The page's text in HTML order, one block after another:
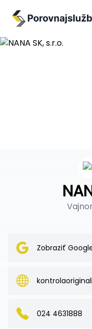
Zobraziť
024 4631888